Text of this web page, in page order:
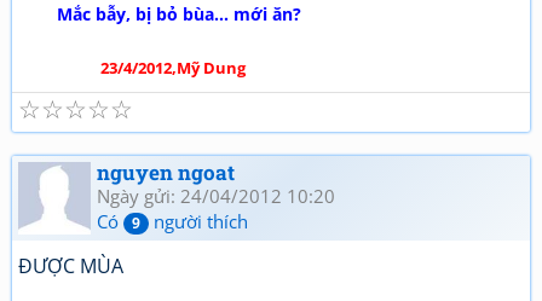
Mắc bẫy, bị bỏ bùa... mới ăn?
23/4/2012,Mỹ Dung
☆
☆
☆
☆
☆
nguyen ngoat
Ngày gửi: 24/04/2012 10:20
Có
9 người thích
ĐƯỢC MÙA